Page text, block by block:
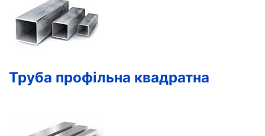
Труба профільна квадратна